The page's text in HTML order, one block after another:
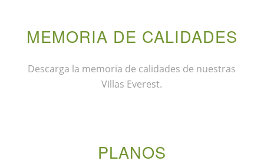
MEMORIA DE CALIDADES
Descarga la memoria de calidades de nuestras
Villas Everest.
PLANOS